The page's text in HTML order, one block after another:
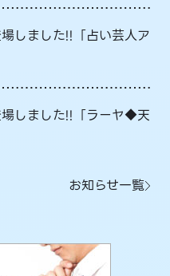
しました!!「占い芸人ア
しました!!「ラーヤ◆天
お知らせ一覧